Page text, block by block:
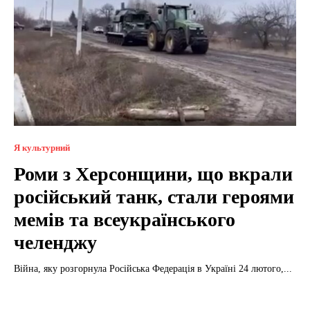
Я культурний
Роми з Херсонщини, що вкрали
російський танк, стали героями
мемів та всеукраїнського
челенджу
Війна, яку розгорнула Російська Федерація в Україні 24 лютого,...